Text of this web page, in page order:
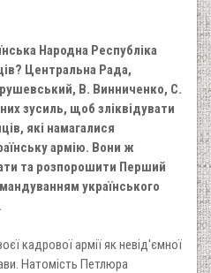
Народна Республіка
Центральна Рада,
В. Винниченко, С.
зусиль, щоб зліквідувати
які намагалися
армію. Вони ж
та розпорошити Перший
українського
кадрової армії як невід'ємної
Натомість Петлюра